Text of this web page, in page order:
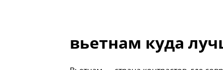
вьетнам куда